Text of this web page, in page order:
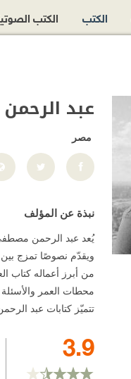
عبد
مصر
نبذة عن المؤلف
يُعد عبد الرحمن مصطفى
ويقدّم نصوصًا تمزج
من أبرز أعماله كتاب
محطات العمر
تتميّز كتابات عبد
3.9
الكتب الكتب